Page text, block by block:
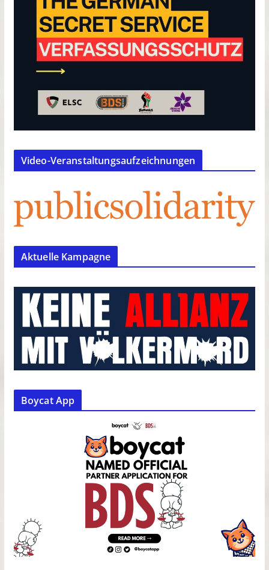
Video-Veranstaltungsaufzeichnungen
Aktuelle Kampagne
Boycat App